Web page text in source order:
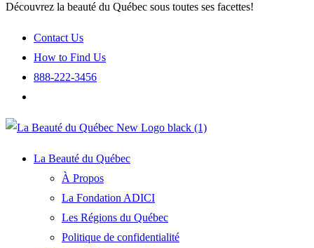
Découvrez la beauté du Québec sous toutes ses facettes!
Contact Us
How to Find Us
888-222-3456
La Beauté du Québec
À Propos
La Fondation ADICI
Les Régions du Québec
Politique de confidentialité